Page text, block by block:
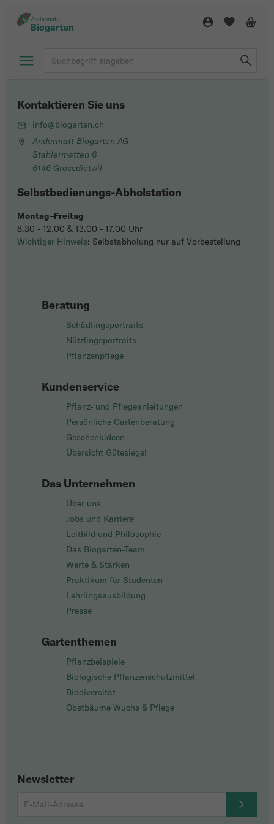
Beratung
Schädlingsportraits
Nützlingsportraits
Pflanzenpflege
Kundenservice
Pflanz- und Pflegeanleitungen
Persönliche Gartenberatung
Geschenkideen
Übersicht Gütesiegel
Das Unternehmen
Über uns
Jobs und Karriere
Leitbild und Philosophie
Das Biogarten-Team
Werte & Stärken
Praktikum für Studenten
Lehrlingsausbildung
Presse
Gartenthemen
Pflanzbeispiele
Biologische Pflanzenschutzmittel
Biodiversität
Obstbäume Wuchs & Pflege
Newsletter
Kontaktieren Sie uns
info@biogarten.ch
Andermatt Biogarten AG
Stahlermatten 6
6146 Grossdietwil
Selbstbedienungs-Abholstation
Montag–Freitag
8.30 - 12.00 & 13.00 - 17.00 Uhr
Wichtiger Hinweis: Selbstabholung nur auf Vorbestellung